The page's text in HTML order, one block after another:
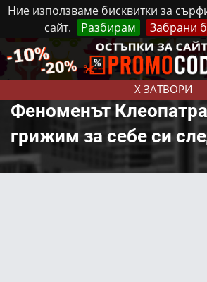
Ние използваме бисквитки за
сайт.
Разбирам Забрани
X ЗАТВОРИ
Неделя, 9 Август, 2026
Феноменът
грижим за себе си